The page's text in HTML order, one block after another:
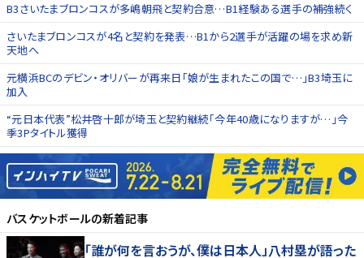
B3さいたまブロンコスが多嶋朝飛と契約合意…B1経験ある選手の補強続く
さいたまブロンコスが4名と契約を発表…B1から2選手が活躍の場を求め新
天地へ
元横浜BCのデビン・オリバーが再来日「娘が生まれたこの国で…」B3埼玉に
加入
“元日本代表”松井啓十郎が埼玉と契約継続「今年40歳になりますが…」今
季3Pタイトル獲得
バスケットボールの新着記事
「誰が何を言おうが、僕は日本人」八村塁が語った